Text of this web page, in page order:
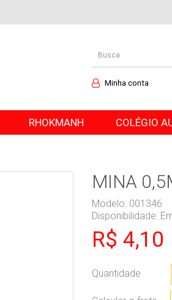
Minha conta
RHOKMANH COLÉGIO
MINA
Modelo: 001346
Disponibilidade:
R$ 4,10
Quantidade